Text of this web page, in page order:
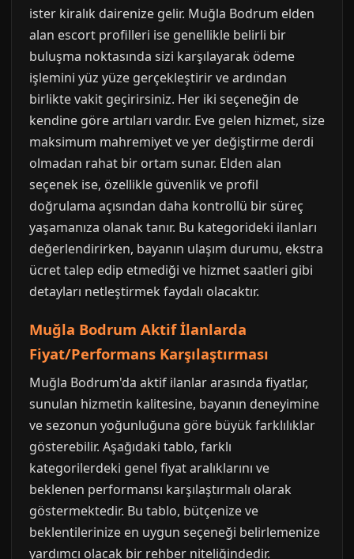
ister kiralık dairenize gelir. Muğla Bodrum elden
alan escort profilleri ise genellikle belirli bir
buluşma noktasında sizi karşılayarak ödeme
işlemini yüz yüze gerçekleştirir ve ardından
birlikte vakit geçirirsiniz. Her iki seçeneğin de
kendine göre artıları vardır. Eve gelen hizmet, size
maksimum mahremiyet ve yer değiştirme derdi
olmadan rahat bir ortam sunar. Elden alan
seçenek ise, özellikle güvenlik ve profil
doğrulama açısından daha kontrollü bir süreç
yaşamanıza olanak tanır. Bu kategorideki ilanları
değerlendirirken, bayanın ulaşım durumu, ekstra
ücret talep edip etmediği ve hizmet saatleri gibi
detayları netleştirmek faydalı olacaktır.
Muğla Bodrum Aktif İlanlarda
Fiyat/Performans Karşılaştırması
Muğla Bodrum'da aktif ilanlar arasında fiyatlar,
sunulan hizmetin kalitesine, bayanın deneyimine
ve sezonun yoğunluğuna göre büyük farklılıklar
gösterebilir. Aşağıdaki tablo, farklı
kategorilerdeki genel fiyat aralıklarını ve
beklenen performansı karşılaştırmalı olarak
göstermektedir. Bu tablo, bütçenize ve
beklentilerinize en uygun seçeneği belirlemenize
yardımcı olacak bir rehber niteliğindedir.